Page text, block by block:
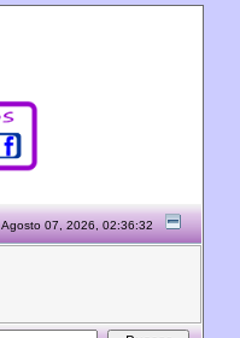
Agosto 07, 2026, 02:36:32